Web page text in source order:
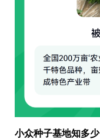
小众种子基地知多少